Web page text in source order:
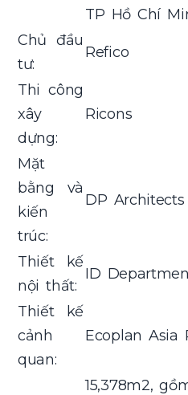
TP Hồ Chí
Chủ đầu
tư:
Refico
Thi công
xây
dựng:
Ricons
Mặt
bằng và
kiến
trúc:
DP Architects
Thiết kế
nội thất:
ID
Thiết kế
cảnh
quan:
Ecoplan Asia
15,378m2,